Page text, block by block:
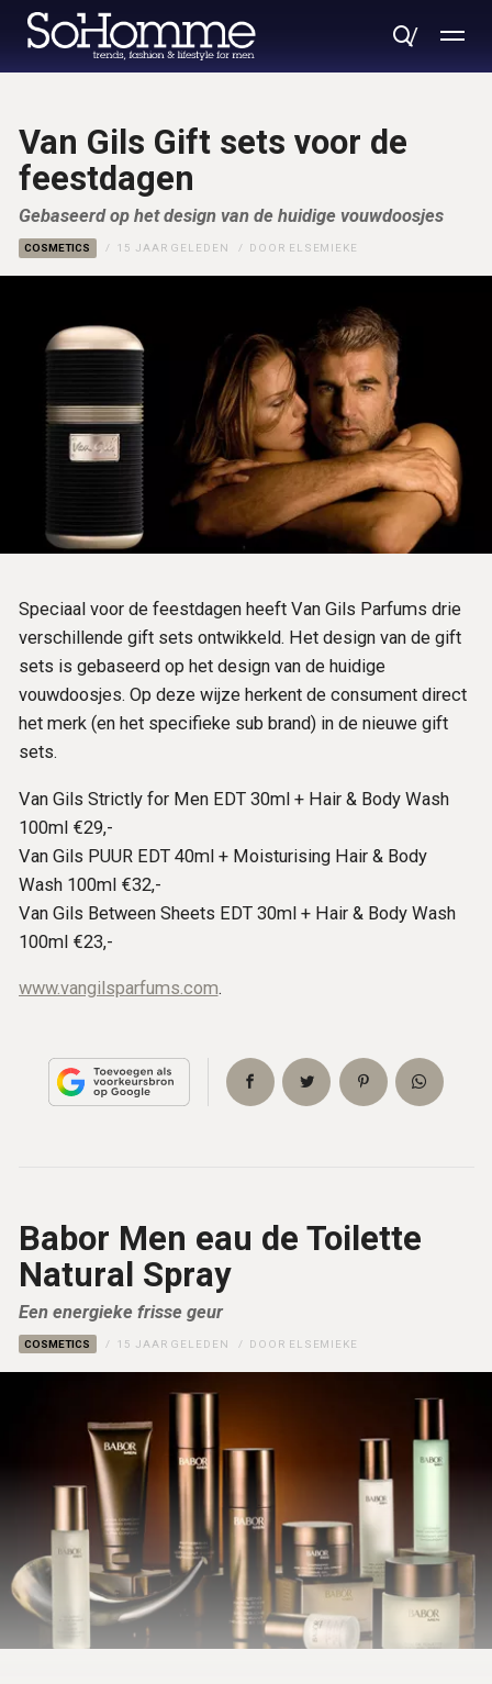
Van Gils Gift sets voor de
feestdagen
Gebaseerd op het design van de huidige vouwdoosjes
COSMETICS 15 JAAR GELEDEN DOOR ELSEMIEKE
Speciaal voor de feestdagen heeft Van Gils Parfums drie
verschillende gift sets ontwikkeld. Het design van de gift
sets is gebaseerd op het design van de huidige
vouwdoosjes. Op deze wijze herkent de consument direct
het merk (en het specifieke sub brand) in de nieuwe gift
sets.
Van Gils Strictly for Men EDT 30ml + Hair & Body Wash
100ml €29,-
Van Gils PUUR EDT 40ml + Moisturising Hair & Body
Wash 100ml €32,-
Van Gils Between Sheets EDT 30ml + Hair & Body Wash
100ml €23,-
www.vangilsparfums.com.
Babor Men eau de Toilette
Natural Spray
Een energieke frisse geur
COSMETICS 15 JAAR GELEDEN DOOR ELSEMIEKE